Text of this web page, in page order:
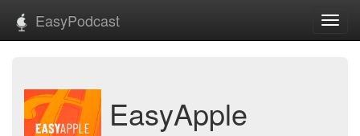
EasyPodcast
EasyApple